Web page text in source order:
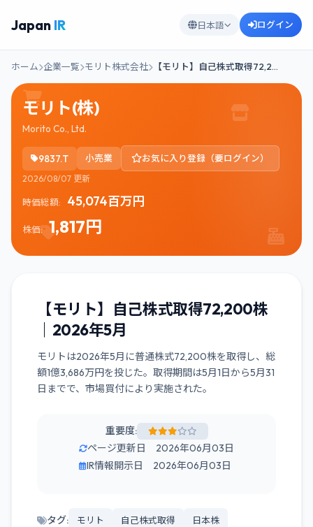
Japan IR 日本語 ログイン
ホーム 企業一覧 モリト株式会社 【モリト】自己株式取得72,2…
モリト(株)
Morito Co., Ltd.
9837.T 小売業 お気に入り登録（要ログイン）
2026/08/07 更新
時価総額: 45,074百万円
株価: 1,817円
【モリト】自己株式取得72,200株
｜2026年5月
モリトは2026年5月に普通株式72,200株を取得し、総
額1億3,686万円を投じた。取得期間は5月1日から5月31
日までで、市場買付により実施された。
重要度:
ページ更新日 2026年06月03日
IR情報開示日 2026年06月03日
タグ: モリト 自己株式取得 日本株